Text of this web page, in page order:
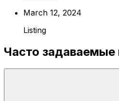
March 12, 2024
Listing
Часто задаваемые